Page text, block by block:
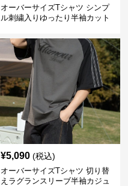
オーバーサイズTシャツ シンプ
ル刺繍入りゆったり半袖カット
¥5,090 (税込)
オーバーサイズTシャツ 切り替
えラグランスリーブ半袖カジュ